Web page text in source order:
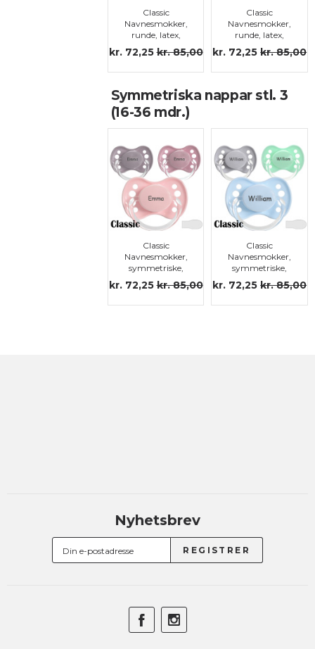
Classic
Navnesmokker,
runde, latex,
stl.2
kr. 72,25 kr. 85,00
Classic
Navnesmokker,
runde, latex,
stl.2
kr. 72,25 kr. 85,00
Symmetriska nappar stl. 3
(16-36 mdr.)
Classic
Navnesmokker,
symmetriske,
silikon str.3
kr. 72,25 kr. 85,00
Classic
Navnesmokker,
symmetriske,
silikon str.3
kr. 72,25 kr. 85,00
Nyhetsbrev